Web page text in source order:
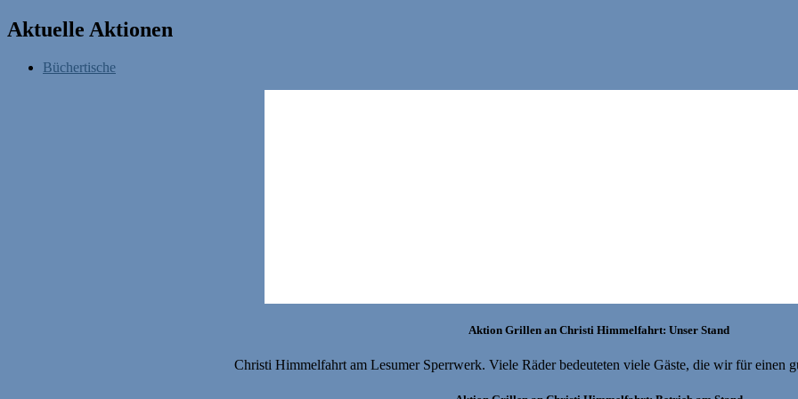
Aktuelle Aktionen
Büchertische
Aktion Grillen an Christi Himmelfahrt: Unser Stand
Christi Himmelfahrt am Lesumer Sperrwerk. Viele Räder bedeuteten viele Gäste, die wir für einen